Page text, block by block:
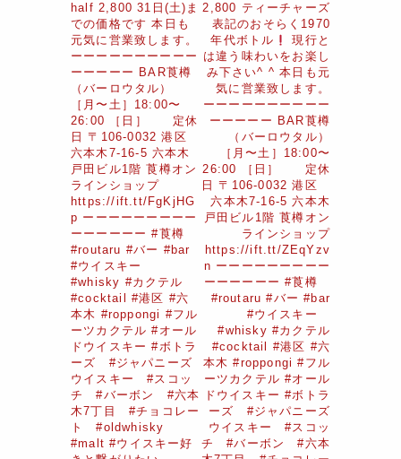
half 2,800 31日(土)ま
での価格です 本日も
元気に営業致します。
ーーーーーーーーーー
ーーーーー BAR莨樽
（バーロウタル）
［月〜土］18:00〜
26:00 ［日］ 定休
日 〒106-0032 港区
六本木7-16-5 六本木
戸田ビル1階 莨樽オン
ラインショップ
https://ift.tt/FgKjHG
p ーーーーーーーーー
ーーーーーー #莨樽
#routaru #バー #bar
#ウイスキー
#whisky #カクテル
#cocktail #港区 #六
本木 #roppongi #フル
ーツカクテル #オール
ドウイスキー #ボトラ
ーズ #ジャパニーズ
ウイスキー #スコッ
チ #バーボン #六本
木7丁目 #チョコレー
ト #oldwhisky
#malt #ウイスキー好
2,800 ティーチャーズ
表記のおそらく1970
年代ボトル
現行と
は違う味わいをお楽し
み下さい^ ^ 本日も元
気に営業致します。
ーーーーーーーーーー
ーーーーー BAR莨樽
（バーロウタル）
［月〜土］18:00〜
26:00 ［日］ 定休
日 〒106-0032 港区
六本木7-16-5 六本木
戸田ビル1階 莨樽オン
ラインショップ
https://ift.tt/ZEqYzv
n ーーーーーーーーー
ーーーーーー #莨樽
#routaru #バー #bar
#ウイスキー
#whisky #カクテル
#cocktail #港区 #六
本木 #roppongi #フル
ーツカクテル #オール
ドウイスキー #ボトラ
ーズ #ジャパニーズ
ウイスキー #スコッ
チ #バーボン #六本